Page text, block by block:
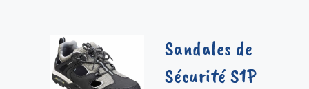
Sandales de
Sécurité S1P